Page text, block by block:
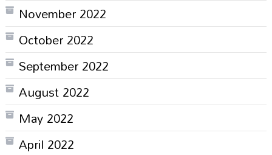
November 2022
October 2022
September 2022
August 2022
May 2022
April 2022